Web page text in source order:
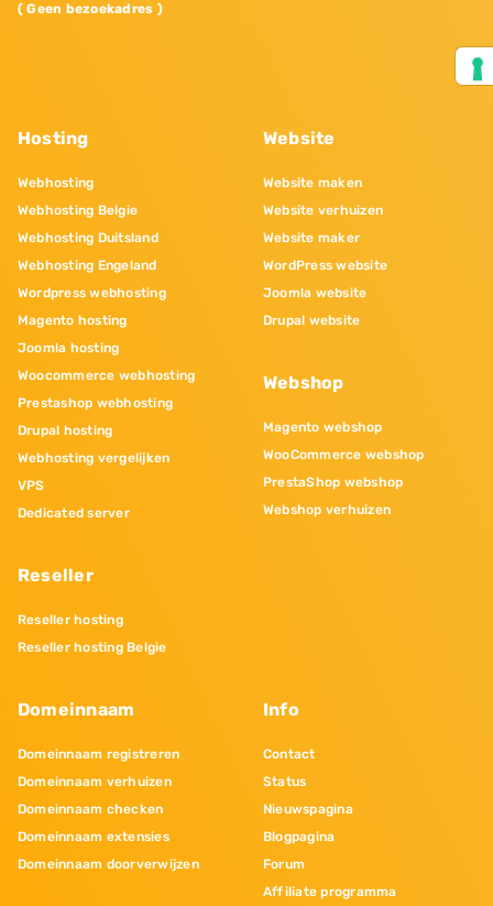
( Geen bezoekadres )
Hosting
Webhosting
Webhosting Belgie
Webhosting Duitsland
Webhosting Engeland
Wordpress webhosting
Magento hosting
Joomla hosting
Woocommerce webhosting
Prestashop webhosting
Drupal hosting
Webhosting vergelijken
VPS
Dedicated server
Reseller
Reseller hosting
Reseller hosting Belgie
Website
Website maken
Website verhuizen
Website maker
WordPress website
Joomla website
Drupal website
Webshop
Magento webshop
WooCommerce webshop
PrestaShop webshop
Webshop verhuizen
Domeinnaam
Domeinnaam registreren
Domeinnaam verhuizen
Domeinnaam checken
Domeinnaam extensies
Domeinnaam doorverwijzen
Info
Contact
Status
Nieuwspagina
Blogpagina
Forum
Affiliate programma